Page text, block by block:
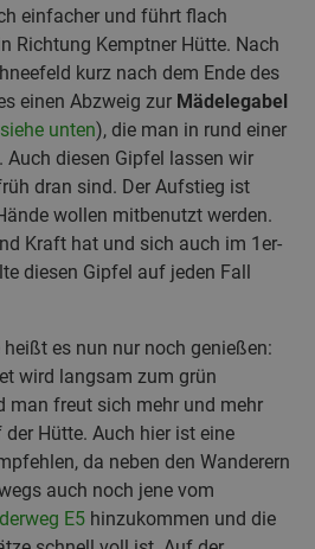
einfacher und führt flach
Richtung Kemptner Hütte. Nach
kurz nach dem Ende des
einen Abzweig zur Mädelegabel
unten), die man in rund einer
Auch diesen Gipfel lassen wir
dran sind. Der Aufstieg ist
wollen mitbenutzt werden.
Kraft hat und sich auch im 1er-
diesen Gipfel auf jeden Fall
es nun nur noch genießen:
wird langsam zum grün
man freut sich mehr und mehr
Hütte. Auch hier ist eine
da neben den Wanderern
auch noch jene vom
E5 hinzukommen und die